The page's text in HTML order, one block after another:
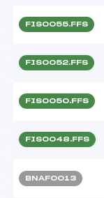
FIS0055.FFS
FIS0052.FFS
FIS0050.FFS
FIS0048.FFS
BNAF0013